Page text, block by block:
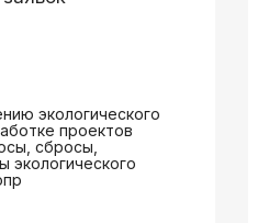
экологического
проектов
сбросы,